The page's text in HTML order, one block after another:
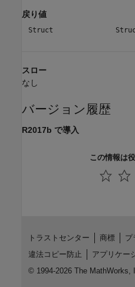
戻り値
Struct
スロー
なし
バージョン履歴
R2017b で導入
この情報は
トラストセンター 商標
プ
違法コピー防止
アプリケー
© 1994-2026 The MathWorks,